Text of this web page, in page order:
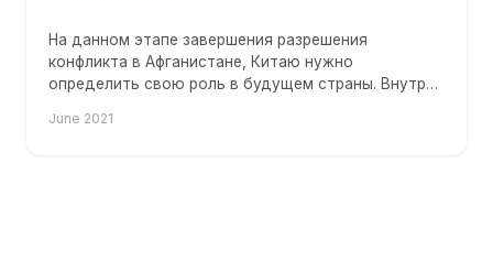
На данном этапе завершения разрешения
конфликта в Афганистане, Китаю нужно
определить свою роль в будущем страны. Внутри
June 2021